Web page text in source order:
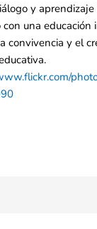
y
una educación
convivencia y el